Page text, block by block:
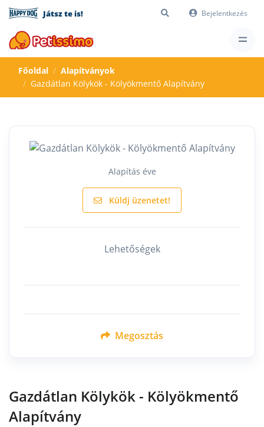
Játsz te is! Bejelentkezés
Főoldal
Alapítványok
Gazdátlan Kölykök - Kölyökmentő Alapítvány
Alapítás éve
Küldj üzenetet!
Lehetőségek
Megosztás
Gazdátlan Kölykök - Kölyökmentő
Alapítvány